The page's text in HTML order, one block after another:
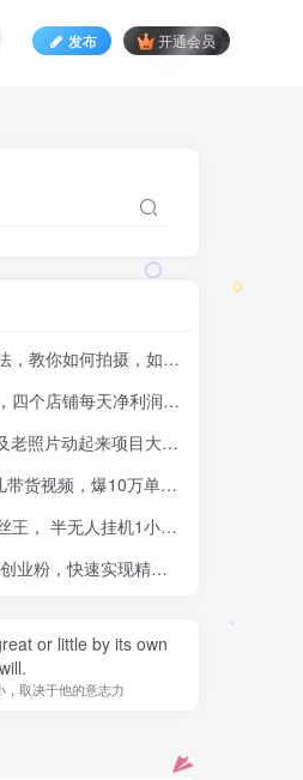
发布 开通会员
抖音高客单价带货玩法，教你如何拍摄，如何爆单，打造流量密码
新人入局淘特无货源，四个店铺每天净利润两百块，分享详细实操玩法
AI整活影视名场面以及老照片动起来项目大揭秘，无脑撸分成收益，轻松日入2000+
用DeepSeek制作育儿带货视频，爆10万单销量，手把手教学
视频号任务，我是螺丝王， 半无人挂机1小时收益15元
小红书如何日引300+创业粉，快速实现精准变现！
or little by its own
will.
，取决于他的意志力